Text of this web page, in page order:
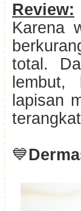
Review:
Karena
total.
lapisan
💙